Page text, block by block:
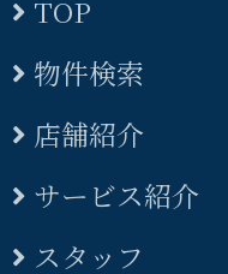
TOP
物件検索
店舗紹介
サービス紹介
スタッフ